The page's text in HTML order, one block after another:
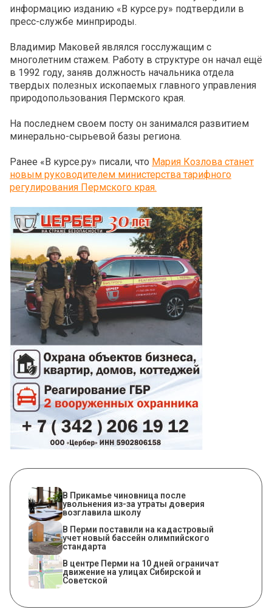
информацию изданию «В курсе.ру» подтвердили в
пресс-службе минприроды.
Владимир Маковей являлся госслужащим с
многолетним стажем. Работу в структуре он начал ещё
в 1992 году, заняв должность начальника отдела
твердых полезных ископаемых главного управления
природопользования Пермского края.
На последнем своем посту он занимался развитием
минерально-сырьевой базы региона.
Ранее «В курсе.ру» писали, что Мария Козлова станет
новым руководителем министерства тарифного
регулирования Пермского края.
В Прикамье чиновница после
увольнения из-за утраты доверия
возглавила школу
В Перми поставили на кадастровый
учет новый бассейн олимпийского
стандарта
В центре Перми на 10 дней ограничат
движение на улицах Сибирской и
Советской